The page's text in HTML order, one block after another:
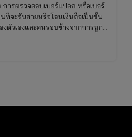
การตรวจสอบเบอร์แปลก หรือเบอร์
ที่จะรับสายหรือโอนเงินถือเป็นขั้น
ตัวเองและคนรอบข้างจากการถูก
หมาะสม บทความนี้จึงรวบรวมวิธี